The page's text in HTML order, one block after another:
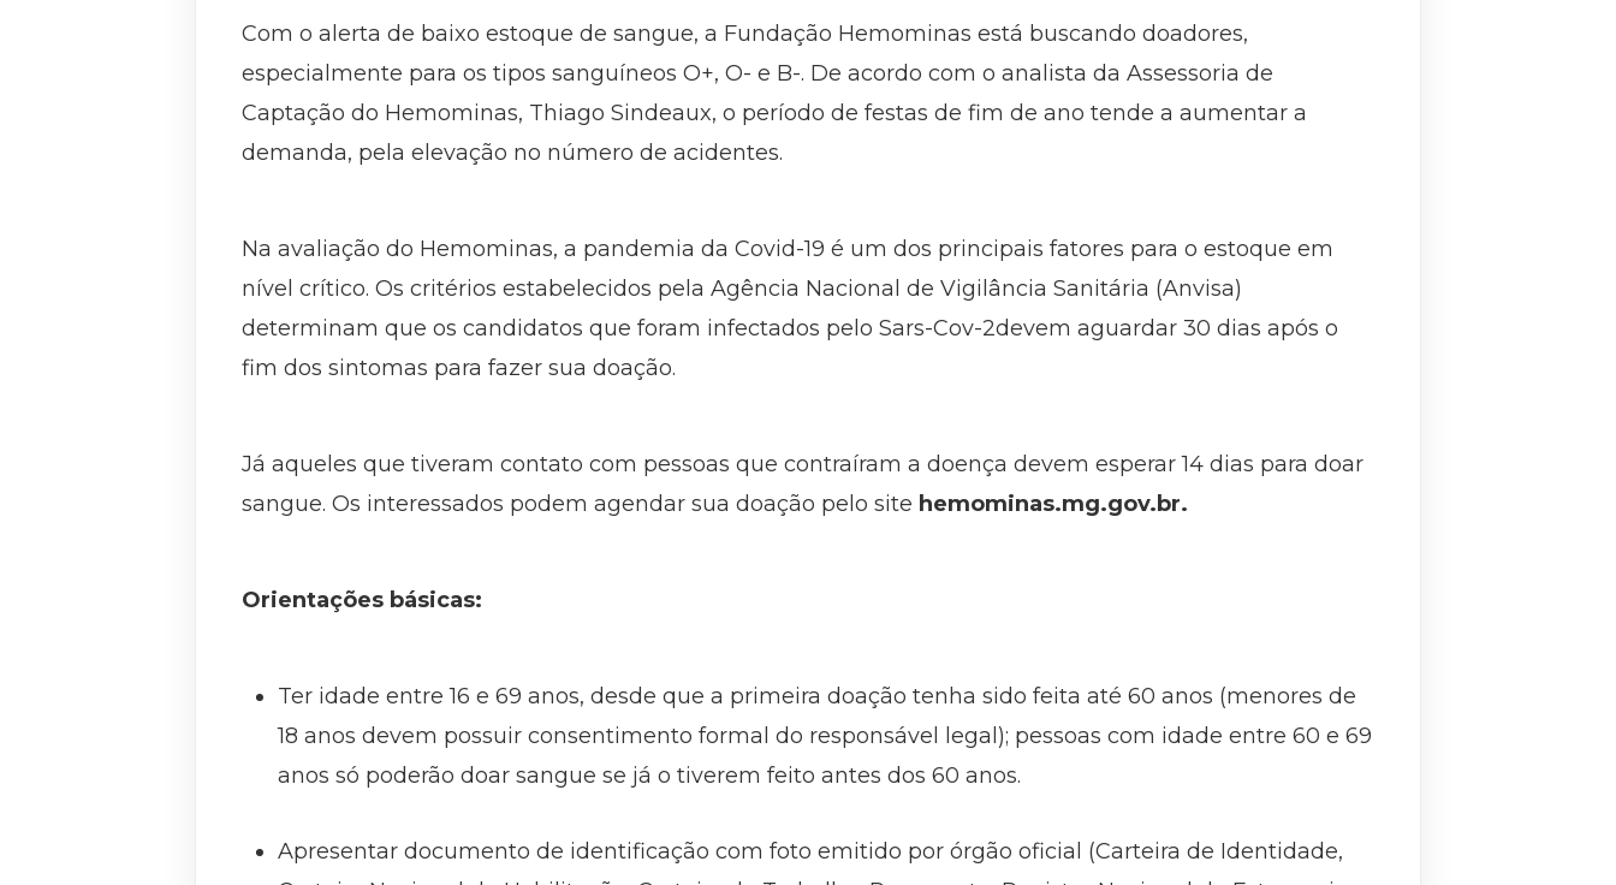
Com o alerta de baixo estoque de sangue, a Fundação Hemominas está buscando doadores,
especialmente para os tipos sanguíneos O+, O- e B-. De acordo com o analista da Assessoria de
Captação do Hemominas, Thiago Sindeaux, o período de festas de fim de ano tende a aumentar a
demanda, pela elevação no número de acidentes.
Na avaliação do Hemominas, a pandemia da Covid-19 é um dos principais fatores para o estoque em
nível crítico. Os critérios estabelecidos pela Agência Nacional de Vigilância Sanitária (Anvisa)
determinam que os candidatos que foram infectados pelo Sars-Cov-2devem aguardar 30 dias após o
fim dos sintomas para fazer sua doação.
Já aqueles que tiveram contato com pessoas que contraíram a doença devem esperar 14 dias para doar
sangue. Os interessados podem agendar sua doação pelo site hemominas.mg.gov.br.
Orientações básicas:
Ter idade entre 16 e 69 anos, desde que a primeira doação tenha sido feita até 60 anos (menores de
18 anos devem possuir consentimento formal do responsável legal); pessoas com idade entre 60 e 69
anos só poderão doar sangue se já o tiverem feito antes dos 60 anos.
Apresentar documento de identificação com foto emitido por órgão oficial (Carteira de Identidade,